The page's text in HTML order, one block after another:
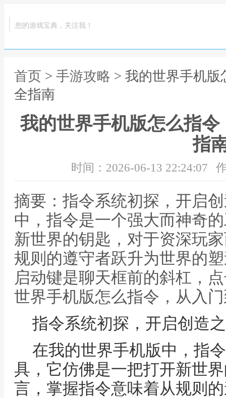
您的游戏宝典，关注我！
首页 > 手游攻略 > 我的世界手机
全指南
我的世界手机版怎么指
指
时间：2026-06-13 22:24:07
摘要：指令系统初探，开启
中，指令是一个强大而神奇
新世界的钥匙，对于资深玩
规则的遵守者跃升为世界的
启动键是聊天框前的斜杠，
世界手机版怎么指令，从入
指令系统初探，开启创造
在我的世界手机版中，指
具，它仿佛是一把打开新世
言，掌握指令意味着从规则